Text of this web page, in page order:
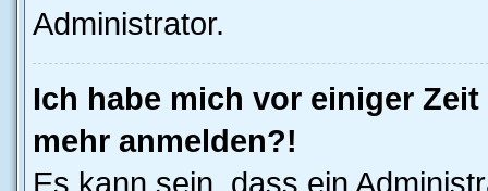
Administrator.
Ich habe mich vor einiger
mehr anmelden?!
Es kann sein, dass ein